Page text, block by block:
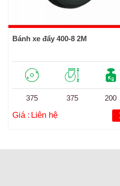
Bánh xe đẩy 400-8 2M
375 375 200
Giá : Liên hệ